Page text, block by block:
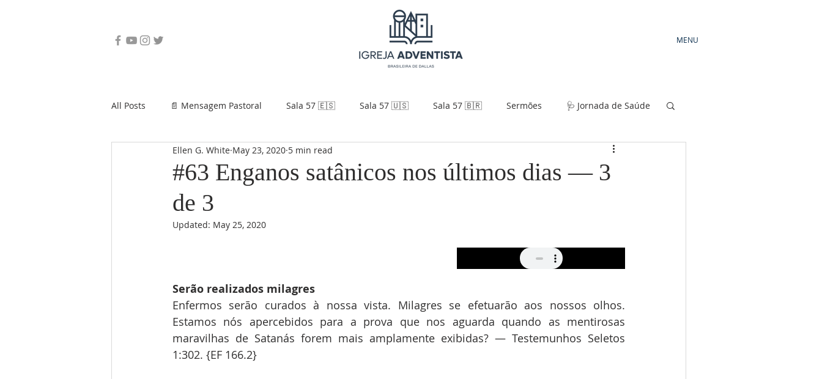
MENU
All Posts 📄 Mensagem Pastoral Sala 57 🇪🇸 Sala 57 🇺🇸 Sala 57 🇧🇷 Sermões 🩺 Jornada de Saúde
#63 Enganos satânicos nos últimos dias — 3
de 3
Ellen G. White May 23, 2020 5 min read
Updated: May 25, 2020
Serão realizados milagres
Enfermos serão curados à nossa vista. Milagres se efetuarão aos nossos olhos.
Estamos nós apercebidos para a prova que nos aguarda quando as mentirosas
maravilhas de Satanás forem mais amplamente exibidas? — Testemunhos Seletos
1:302. {EF 166.2}